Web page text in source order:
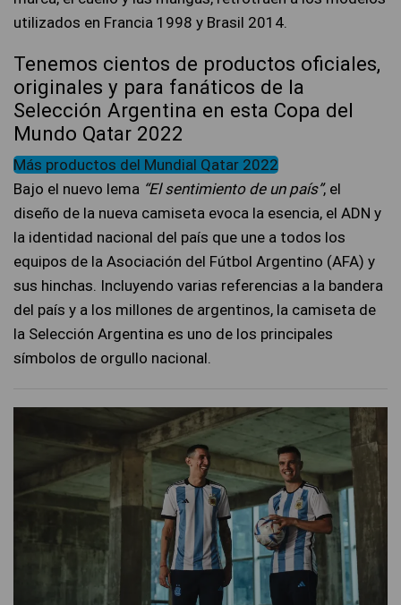
utilizados en Francia 1998 y Brasil 2014.
Tenemos cientos de productos oficiales,
originales y para fanáticos de la
Selección Argentina en esta Copa del
Mundo Qatar 2022
Más productos del Mundial Qatar 2022
Bajo el nuevo lema “El sentimiento de un país”, el
diseño de la nueva camiseta evoca la esencia, el ADN y
la identidad nacional del país que une a todos los
equipos de la Asociación del Fútbol Argentino (AFA) y
sus hinchas. Incluyendo varias referencias a la bandera
del país y a los millones de argentinos, la camiseta de
la Selección Argentina es uno de los principales
símbolos de orgullo nacional.